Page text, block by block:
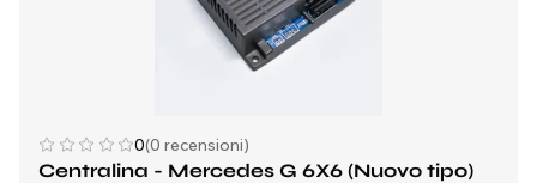
0(0 recensioni)
Centralina - Mercedes G 6X6 (Nuovo tipo)